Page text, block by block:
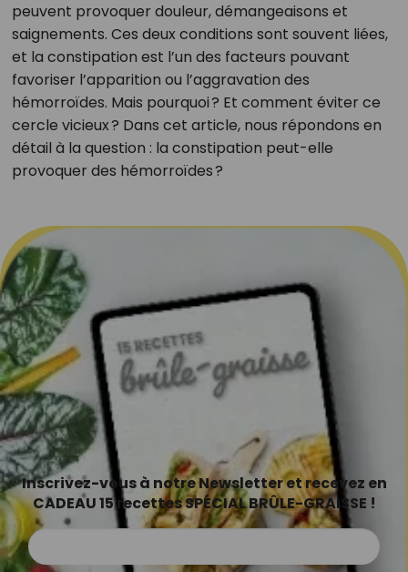
peuvent provoquer douleur, démangeaisons et
saignements. Ces deux conditions sont souvent liées,
et la constipation est l’un des facteurs pouvant
favoriser l’apparition ou l’aggravation des
hémorroïdes. Mais pourquoi ? Et comment éviter ce
cercle vicieux ? Dans cet article, nous répondons en
détail à la question : la constipation peut-elle
provoquer des hémorroïdes ?
Inscrivez-vous à notre Newsletter et recevez en
CADEAU 15 recettes SPÉCIAL BRÛLE-GRAISSE !